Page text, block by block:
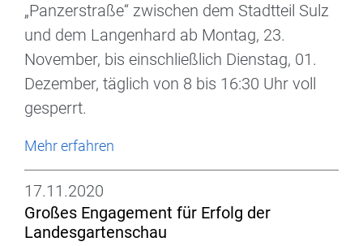
„Panzerstraße“ zwischen dem Stadtteil Sulz
und dem Langenhard ab Montag, 23.
November, bis einschließlich Dienstag, 01.
Dezember, täglich von 8 bis 16:30 Uhr voll
gesperrt.
Mehr erfahren
17.11.2020
Großes Engagement für Erfolg der
Landesgartenschau